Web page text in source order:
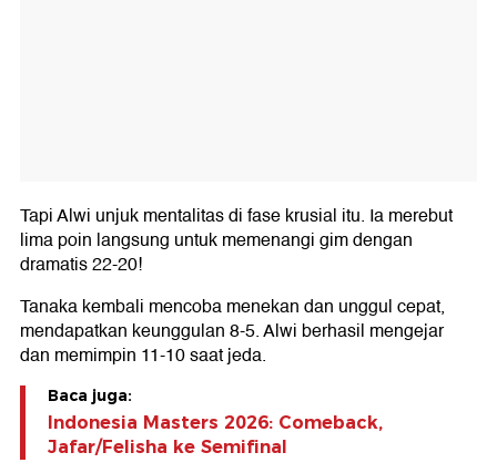
Tapi Alwi unjuk mentalitas di fase krusial itu. Ia merebut
lima poin langsung untuk memenangi gim dengan
dramatis 22-20!
Tanaka kembali mencoba menekan dan unggul cepat,
mendapatkan keunggulan 8-5. Alwi berhasil mengejar
dan memimpin 11-10 saat jeda.
Baca juga:
Indonesia Masters 2026: Comeback,
Jafar/Felisha ke Semifinal